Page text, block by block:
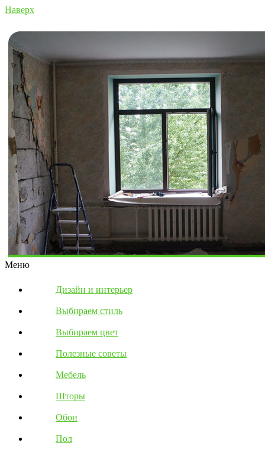
Наверх
Меню
Дизайн и интерьер
Выбираем стиль
Выбираем цвет
Полезные советы
Мебель
Шторы
Обои
Пол